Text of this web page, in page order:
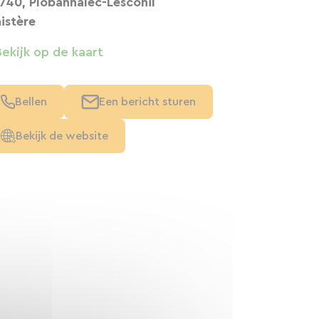
op de kaart
Bellen Een bericht sturen
Bekijk de website